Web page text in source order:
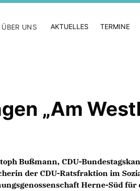
ÜBER UNS AKTUELLES TERMINE
„Am
Bußmann, CDU-
der CDU-Ratsfraktion im
Herne-Süd